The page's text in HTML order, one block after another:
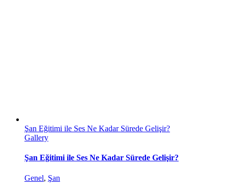
Şan Eğitimi ile Ses Ne Kadar Sürede Gelişir?
Gallery
Şan Eğitimi ile Ses Ne Kadar Sürede Gelişir?
Genel, Şan